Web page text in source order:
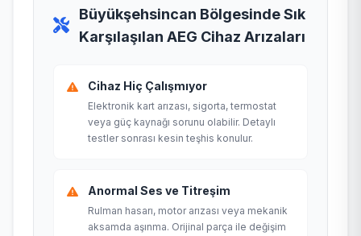
Büyükşehsincan Bölgesinde Sık
Karşılaşılan AEG Cihaz Arızaları
Cihaz Hiç Çalışmıyor
Elektronik kart arızası, sigorta, termostat
veya güç kaynağı sorunu olabilir. Detaylı
testler sonrası kesin teşhis konulur.
Anormal Ses ve Titreşim
Rulman hasarı, motor arızası veya mekanik
aksamda aşınma. Orijinal parça ile değişim